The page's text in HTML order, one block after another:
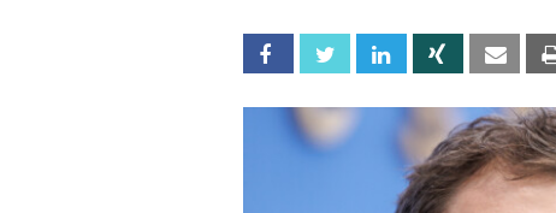
Facebook Twitter Linkedin Xing Email